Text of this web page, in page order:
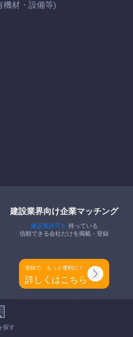
機材・設備等)
工事業 タイル・れんが・ブ
内装仕上工事業
建設業界向け企業マッチング
建設業許可を 持っている
信頼できる会社だけを掲載・登録
登録で、もっと便利に！
詳しくはこちら
探す